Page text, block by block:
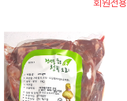
회원전용